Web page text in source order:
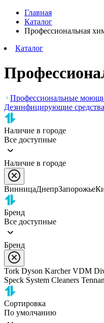
Главная
Каталог
Профессиональная
Каталог
Профессиональные
Дезинфицирующие средства
Наличие в городе
Все доступные
Наличие в городе
ВинницаДнепрЗапорожье
Бренд
Все доступные
Бренд
Tork Dyson Karcher VDM
Speck System Cleaners
Сортировка
По умолчанию